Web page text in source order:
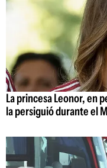
La princesa Leonor, en
la persiguió durante el